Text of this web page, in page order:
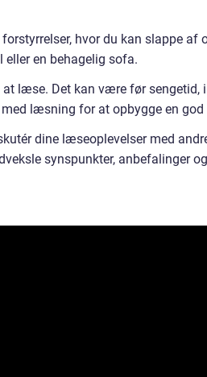
hvor du kan slappe af
eller en behagelig sofa.
læse. Det kan være før sengetid,
læsning for at opbygge en
dine læseoplevelser med
synspunkter, anbefalinger og